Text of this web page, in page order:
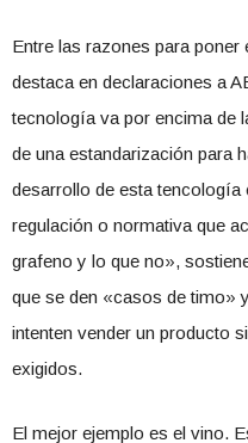
Entre las razones para
destaca en declaraciones a
tecnología va por encima de
de una estandarización para
desarrollo de esta tencología
regulación o normativa que
grafeno y lo que no»,
que se den «casos de timo»
intenten vender un producto
exigidos.
El mejor ejemplo es el vino.